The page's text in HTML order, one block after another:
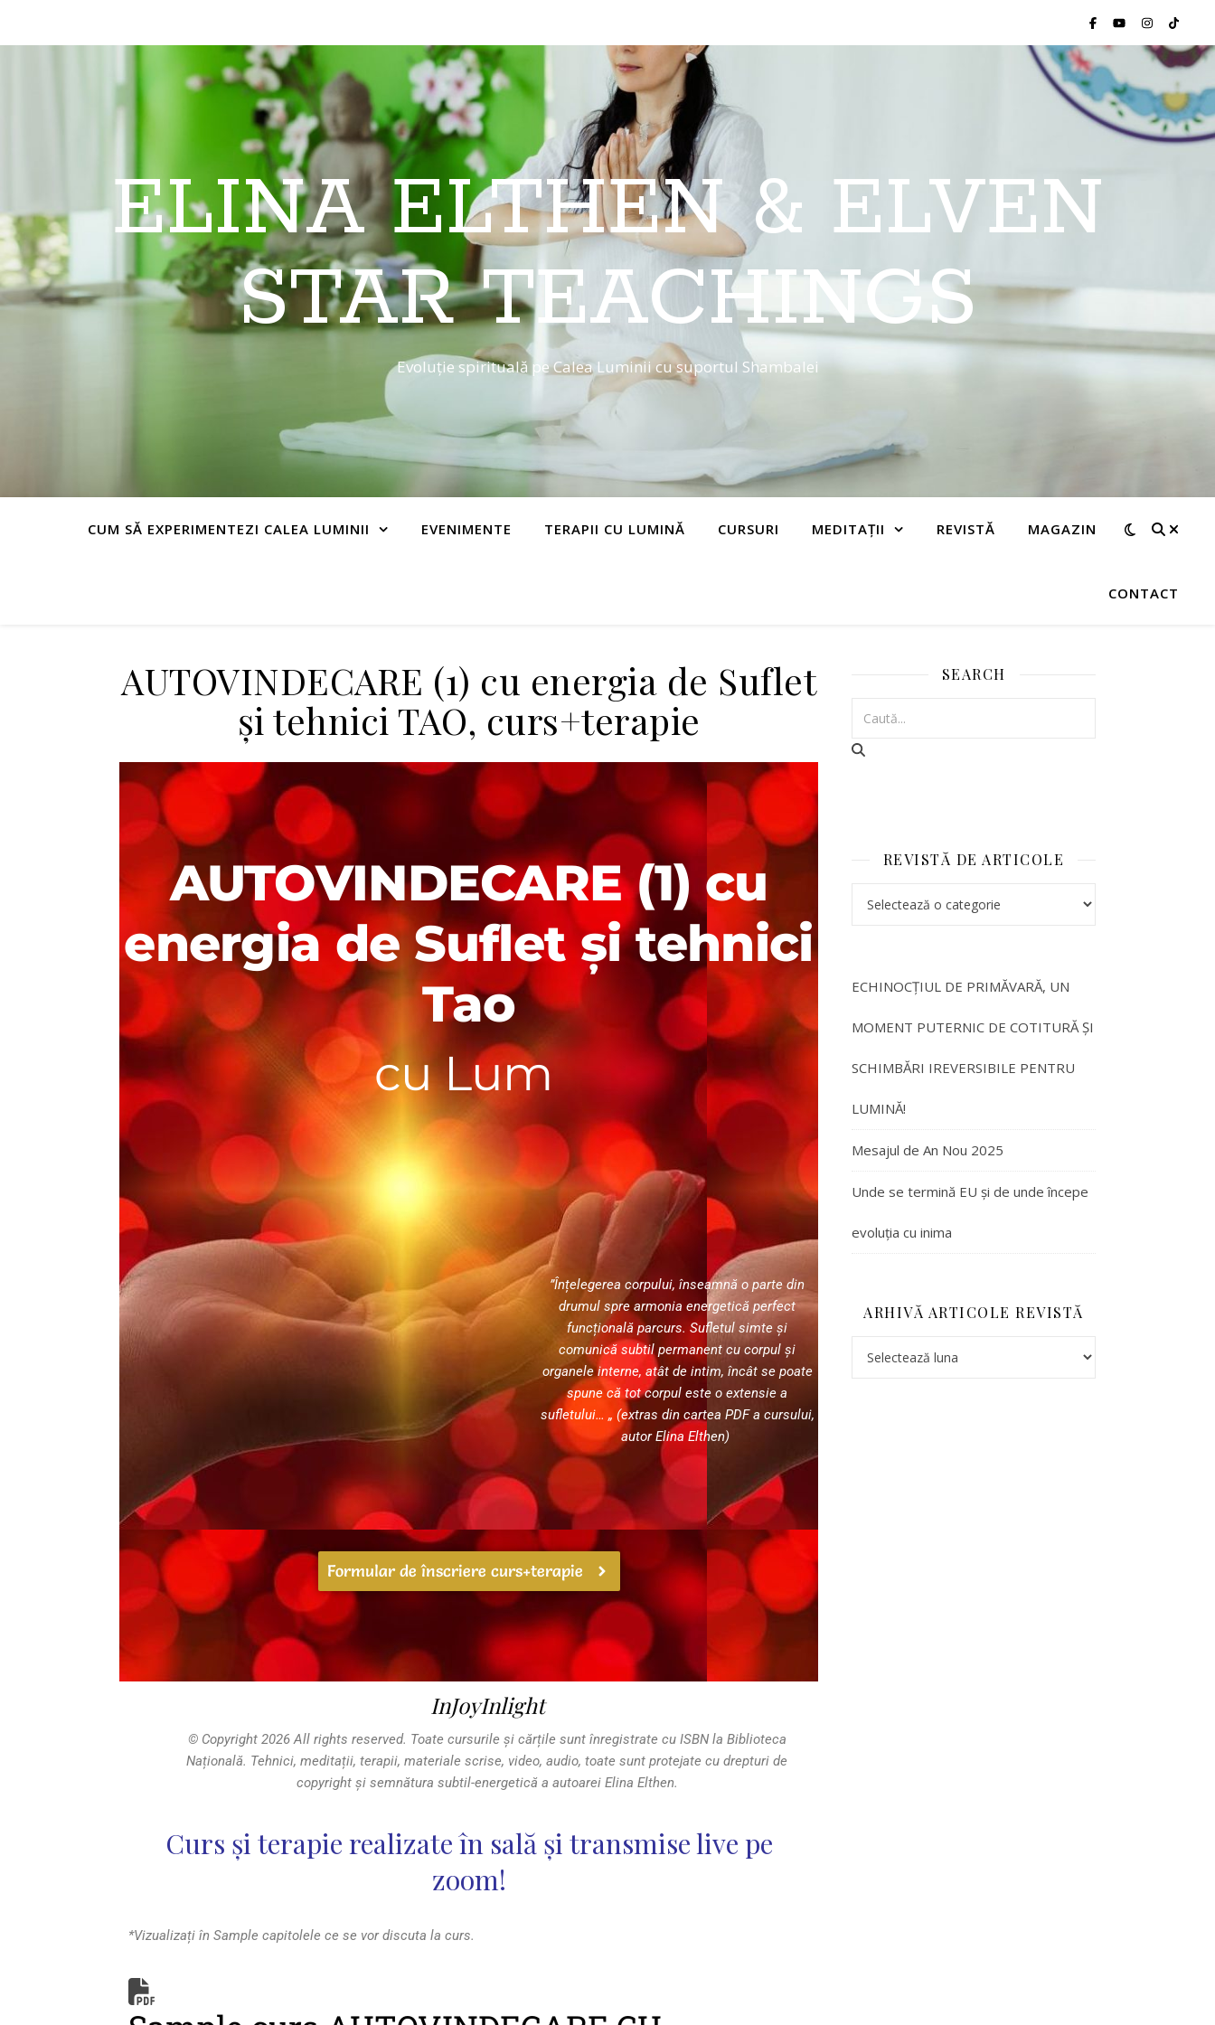
ELINA ELTHEN & ELVEN
STAR TEACHINGS
Evoluție spirituală pe Calea Luminii cu suportul Shambalei
CUM SĂ EXPERIMENTEZI CALEA LUMINII EVENIMENTE TERAPII CU LUMINĂ CURSURI MEDITAȚII REVISTĂ MAGAZIN
CONTACT
AUTOVINDECARE (1) cu energia de Suflet
și tehnici TAO, curs+terapie
AUTOVINDECARE (1) cu
energia de Suflet și tehnici
Tao
cu Luminăă!
”Înțelegerea corpului, înseamnă o parte din
drumul spre armonia energetică perfect
funcțională parcurs. Sufletul simte și
comunică subtil permanent cu corpul și
organele interne, atât de intim, încât se poate
spune că tot corpul este o extensie a
sufletului… „ (extras din cartea PDF a cursului,
autor Elina Elthen)
Formular de înscriere curs+terapie
InJoyInlight
© Copyright 2026 All rights reserved. Toate cursurile și cărțile sunt înregistrate cu ISBN la Biblioteca
Națională. Tehnici, meditații, terapii, materiale scrise, video, audio, toate sunt protejate cu drepturi de
copyright și semnătura subtil-energetică a autoarei Elina Elthen.
Curs și terapie realizate în sală și transmise live pe
zoom!
*Vizualizați în Sample capitolele ce se vor discuta la curs.
SEARCH
REVISTĂ DE ARTICOLE
ECHINOCȚIUL DE PRIMĂVARĂ, UN
MOMENT PUTERNIC DE COTITURĂ ȘI
SCHIMBĂRI IREVERSIBILE PENTRU
LUMINĂ!
Mesajul de An Nou 2025
Unde se termină EU și de unde începe
evoluția cu inima
ARHIVĂ ARTICOLE REVISTĂ